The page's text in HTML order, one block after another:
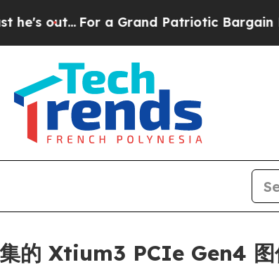
out... For a Grand Patriotic Bargain
的 Xtium3 PCIe Gen4 图